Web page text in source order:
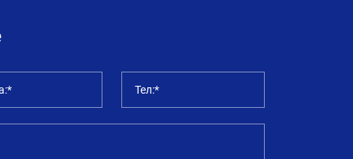
Тел:*